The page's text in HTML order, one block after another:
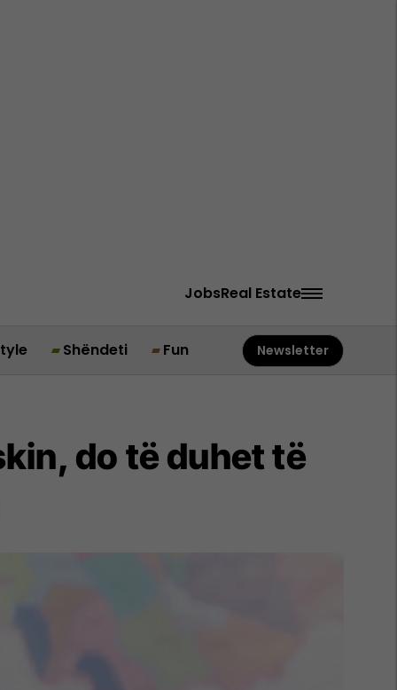
JobsReal Estate
Shëndeti Fun Newsletter
do të duhet të